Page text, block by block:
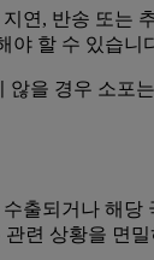
연, 반송 또는
야 할 수 있습니
을 경우 소포
되거나 해당
련 상황을 면